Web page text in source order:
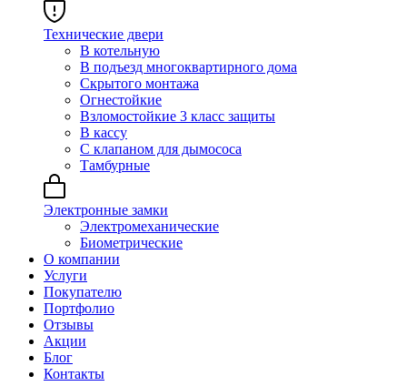
Технические двери
В котельную
В подъезд многоквартирного дома
Скрытого монтажа
Огнестойкие
Взломостойкие 3 класс защиты
В кассу
С клапаном для дымососа
Тамбурные
Электронные замки
Электромеханические
Биометрические
О компании
Услуги
Покупателю
Портфолио
Отзывы
Акции
Блог
Контакты